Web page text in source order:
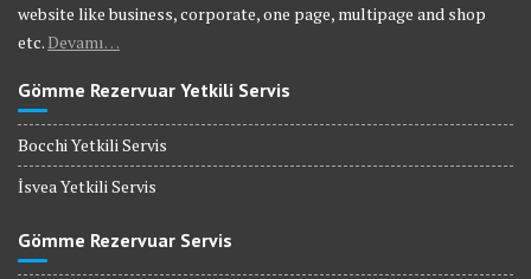
website like business, corporate, one page, multipage and shop
etc. Devamı…
Gömme Rezervuar Yetkili Servis
Bocchi Yetkili Servis
İsvea Yetkili Servis
Gömme Rezervuar Servis